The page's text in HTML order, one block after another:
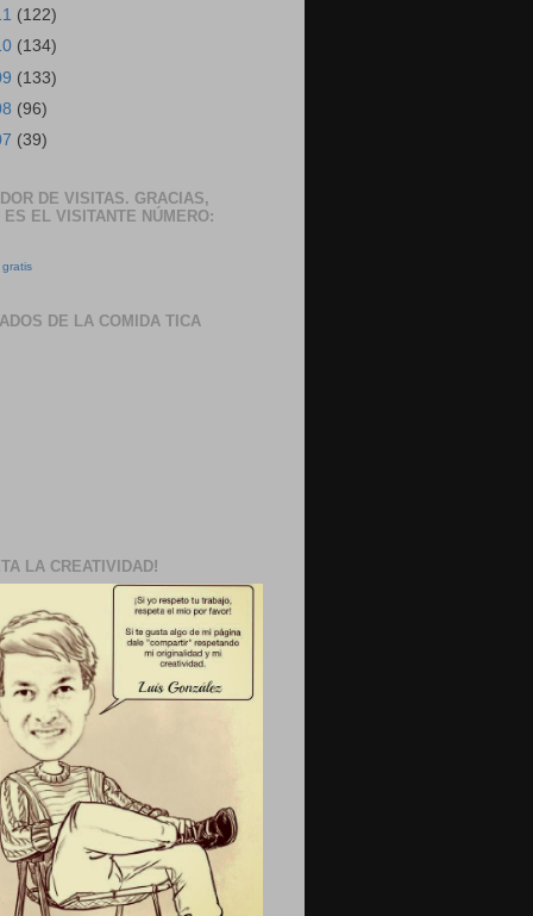
(122)
(134)
(133)
(96)
(39)
DE VISITAS. GRACIAS,
ES EL VISITANTE NÚMERO:
DE LA COMIDA TICA
LA CREATIVIDAD!